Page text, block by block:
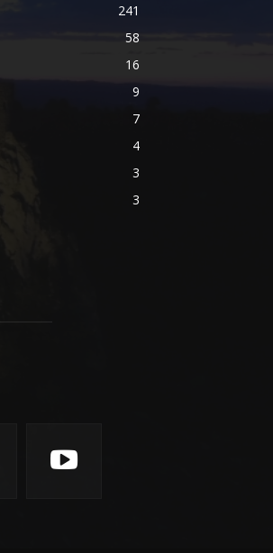
241
58
16
9
7
4
3
3